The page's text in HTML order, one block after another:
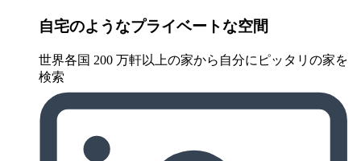
自宅のようなプライベートな空間
世界各国 200 万軒以上の家から自分にピッタリの家を
検索